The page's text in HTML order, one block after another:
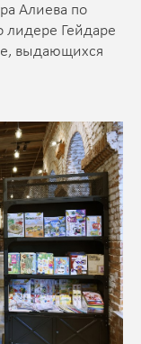
Алиева по
лидере Гейдаре
выдающихся